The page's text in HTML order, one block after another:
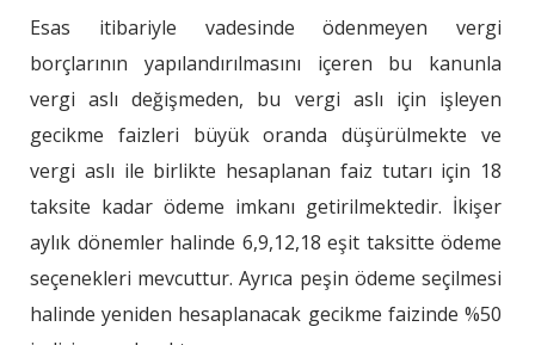
Esas itibariyle vadesinde ödenmeyen vergi
borçlarının yapılandırılmasını içeren bu kanunla
vergi aslı değişmeden, bu vergi aslı için işleyen
gecikme faizleri büyük oranda düşürülmekte ve
vergi aslı ile birlikte hesaplanan faiz tutarı için 18
taksite kadar ödeme imkanı getirilmektedir. İkişer
aylık dönemler halinde 6,9,12,18 eşit taksitte ödeme
seçenekleri mevcuttur. Ayrıca peşin ödeme seçilmesi
halinde yeniden hesaplanacak gecikme faizinde %50